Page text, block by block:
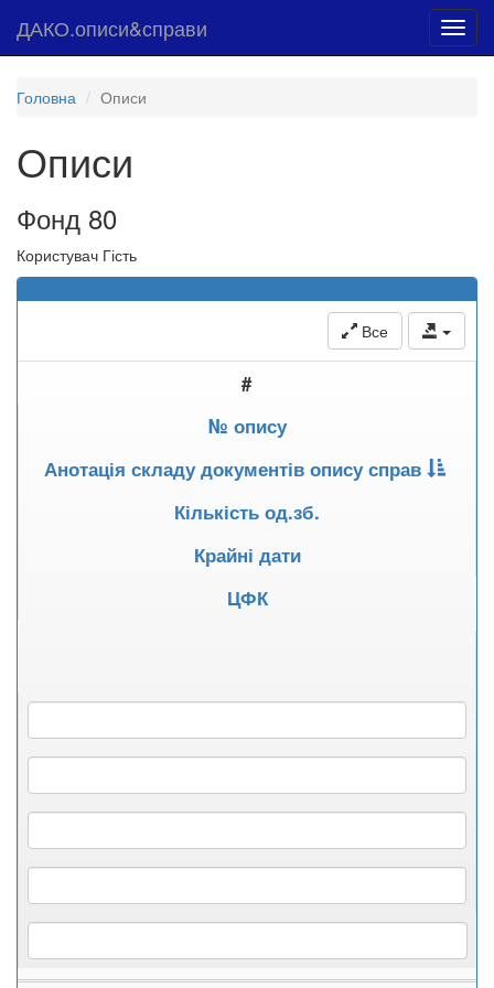
ДАКО.описи&справи
Головна Описи
Описи
Фонд 80
Користувач Гість
Все
#
№ опису
Анотація складу документів опису справ
Кількість од.зб.
Крайні дати
ЦФК